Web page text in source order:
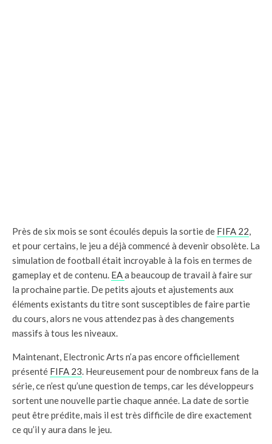
Près de six mois se sont écoulés depuis la sortie de FIFA 22,
et pour certains, le jeu a déjà commencé à devenir obsolète. La
simulation de football était incroyable à la fois en termes de
gameplay et de contenu. EAa beaucoup de travail à faire sur
la prochaine partie. De petits ajouts et ajustements aux
éléments existants du titre sont susceptibles de faire partie
du cours, alors ne vous attendez pas à des changements
massifs à tous les niveaux.
Maintenant, Electronic Arts n’a pas encore officiellement
présenté FIFA 23. Heureusement pour de nombreux fans de la
série, ce n’est qu’une question de temps, car les développeurs
sortent une nouvelle partie chaque année. La date de sortie
peut être prédite, mais il est très difficile de dire exactement
ce qu’il y aura dans le jeu.